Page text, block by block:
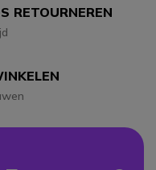
RETOURNEREN